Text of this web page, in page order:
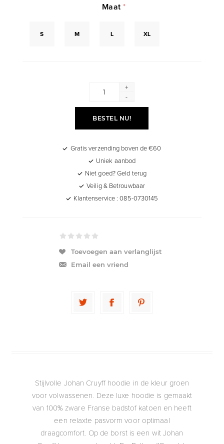
Maat*
S M L XL
+
-
BESTEL NU!
Gratis verzending boven de €60
Uniek aanbod
Niet goed? Geld terug
Veilig & Betrouwbaar
Klantenservice : 085-0730145
Toevoegen aan verlanglijst
Email een vriend
Stijlvolle Johan Cruyff hoodie in de kleur groen
voor volwassenen. Deze luxe hoodie is gemaakt
van 100% zware Franse badstof katoen en heeft
een relaxte pasvorm voor optimaal
draagcomfort. Op de borst is een wit Johan